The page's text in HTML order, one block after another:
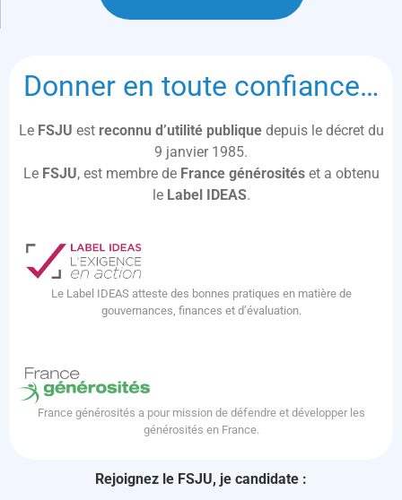
Donner en toute confiance…
Le FSJU est reconnu d’utilité publique depuis le décret du
9 janvier 1985.
Le FSJU, est membre de France générositéset a obtenu
le Label IDEAS.
Le Label IDEAS atteste des bonnes pratiques en matière de
gouvernances, finances et d’évaluation.
France générosités a pour mission de défendre et développer les
générosités en France.
Rejoignez le FSJU, je candidate :